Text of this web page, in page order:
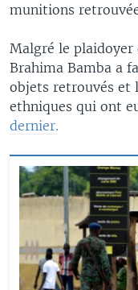
munitions
Malgré le plaidoyer
Brahima Bamba a
objets retrouvés
ethniques qui ont
dernier.